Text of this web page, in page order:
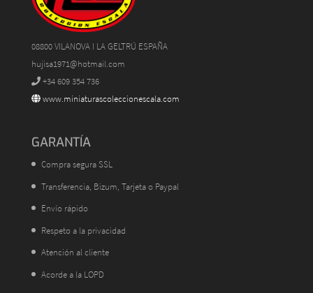
08800 VILANOVA I LA GELTRÚ ESPAÑA
hujisa1971@hotmail.com
+34 609 354 736
www.miniaturascoleccionescala.com
GARANTÍA
Compra segura SSL
Transferencia, Bizum, Tarjeta o Paypal
Envío rápido
Respeto a la privacidad
Atención al cliente
Acorde a la LOPD